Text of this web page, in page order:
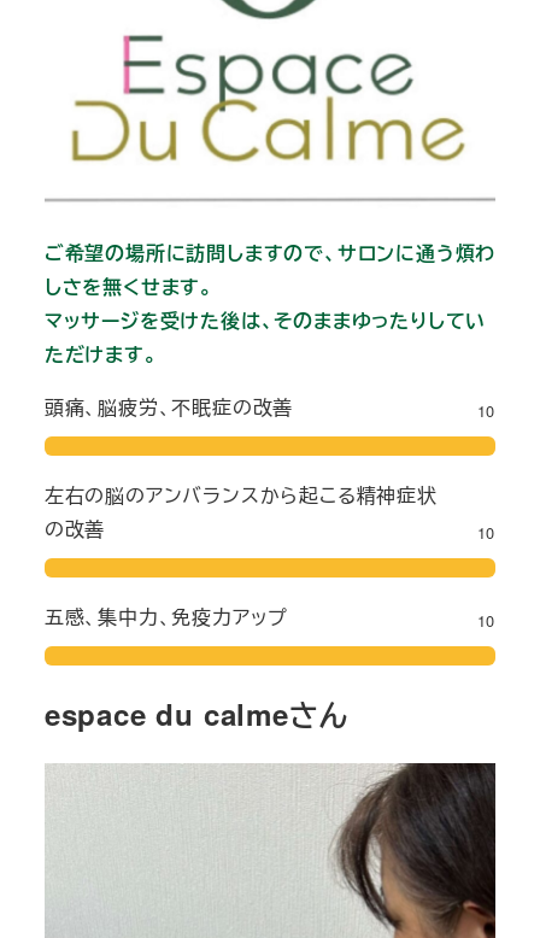
ご希望の場所に訪問しますので、サロンに通う煩わ
しさを無くせます。
マッサージを受けた後は、そのままゆったりしてい
ただけます。
頭痛、脳疲労、不眠症の改善
10
左右の脳のアンバランスから起こる精神症状
の改善
10
五感、集中力、免疫力アップ 10
espace du calmeさん